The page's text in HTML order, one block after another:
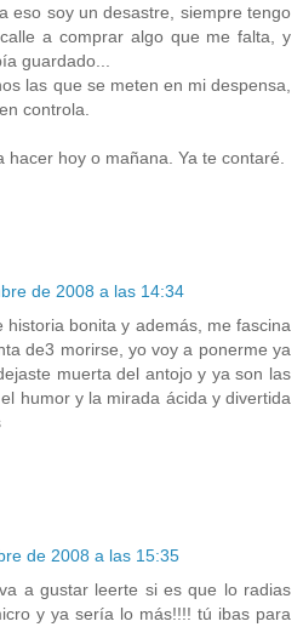
eso soy un desastre, siempre tengo
a comprar algo que me falta, y
guardado...
las que se meten en mi despensa,
controla.
hacer hoy o mañana. Ya te contaré.
de 2008 a las 14:34
historia bonita y además, me fascina
de3 morirse, yo voy a ponerme ya
muerta del antojo y ya son las
humor y la mirada ácida y divertida
de 2008 a las 15:35
a gustar leerte si es que lo radias
y ya sería lo más!!!! tú ibas para